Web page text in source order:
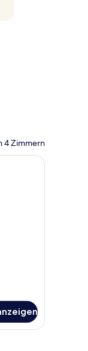
Aug.
4 Zimmern
mit einem roten